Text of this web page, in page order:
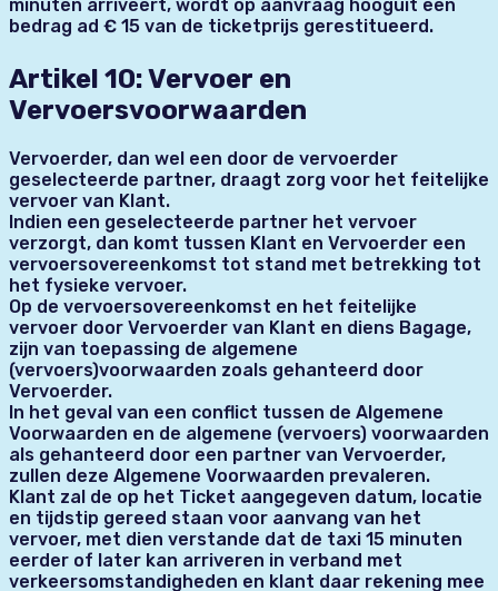
minuten arriveert, wordt op aanvraag hooguit een
bedrag ad € 15 van de ticketprijs gerestitueerd.
Artikel 10: Vervoer en
Vervoersvoorwaarden
Vervoerder, dan wel een door de vervoerder
geselecteerde partner, draagt zorg voor het feitelijke
vervoer van Klant.
Indien een geselecteerde partner het vervoer
verzorgt, dan komt tussen Klant en Vervoerder een
vervoersovereenkomst tot stand met betrekking tot
het fysieke vervoer.
Op de vervoersovereenkomst en het feitelijke
vervoer door Vervoerder van Klant en diens Bagage,
zijn van toepassing de algemene
(vervoers)voorwaarden zoals gehanteerd door
Vervoerder.
In het geval van een conflict tussen de Algemene
Voorwaarden en de algemene (vervoers) voorwaarden
als gehanteerd door een partner van Vervoerder,
zullen deze Algemene Voorwaarden prevaleren.
Klant zal de op het Ticket aangegeven datum, locatie
en tijdstip gereed staan voor aanvang van het
vervoer, met dien verstande dat de taxi 15 minuten
eerder of later kan arriveren in verband met
verkeersomstandigheden en klant daar rekening mee